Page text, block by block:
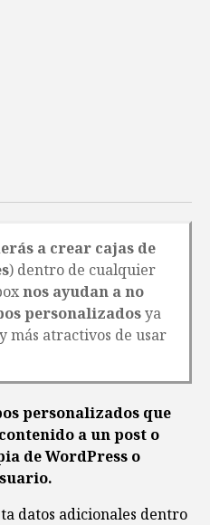
a crear cajas de
) dentro de cualquier
nos ayudan a no
personalizadosya
más atractivos de usar
personalizados que
a un post o
de WordPress o
datos adicionales dentro